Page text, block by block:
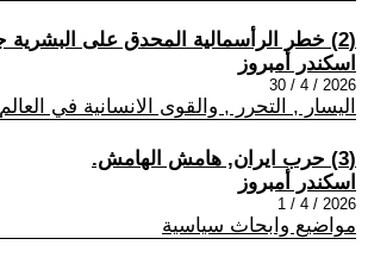
(2) خطر الرأسمالية المحدق على البشرية جمعاء.
اسكندر أمبروز
2026 / 4 / 30
اليسار , التحرر , والقوى الانسانية في العالم
(3) حرب ايران, هامش الهامش.
اسكندر أمبروز
2026 / 4 / 1
مواضيع وابحاث سياسية